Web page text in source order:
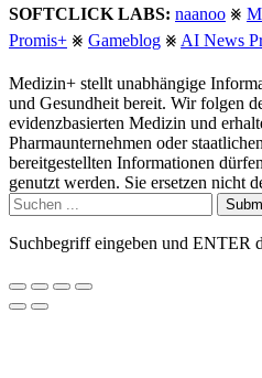
SOFTCLICK LABS: naanoo ⨳
Promis+ ⨳ Gameblog ⨳ AI News
Medizin+ stellt unabhängige
und Gesundheit bereit. Wir folgen
evidenzbasierten Medizin und
Pharmaunternehmen oder
bereitgestellten Informationen
genutzt werden. Sie ersetzen nicht
Suchbegriff eingeben und ENTER